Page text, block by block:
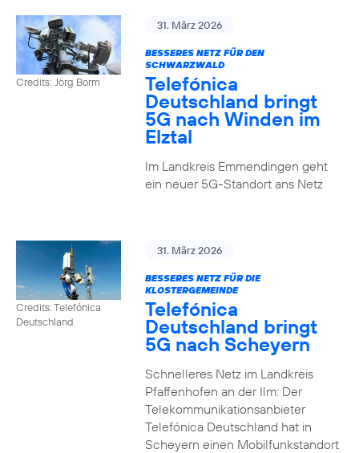
Credits: Jörg Borm
31. März 2026
BESSERES NETZ FÜR DEN
SCHWARZWALD
Telefónica
Deutschland bringt
5G nach Winden im
Elztal
Im Landkreis Emmendingen geht
ein neuer 5G-Standort ans Netz
Credits: Telefónica
Deutschland
31. März 2026
BESSERES NETZ FÜR DIE
KLOSTERGEMEINDE
Telefónica
Deutschland bringt
5G nach Scheyern
Schnelleres Netz im Landkreis
Pfaffenhofen an der Ilm: Der
Telekommunikationsanbieter
Telefónica Deutschland hat in
Scheyern einen Mobilfunkstandort